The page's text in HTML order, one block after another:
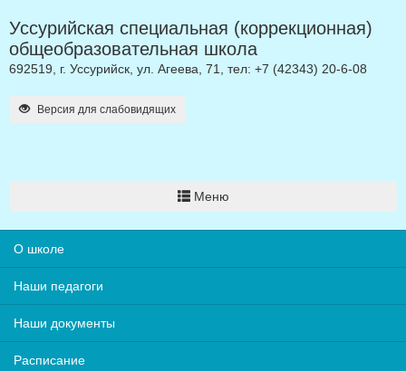
Уссурийская специальная (коррекционная)
общеобразовательная школа
692519, г. Уссурийск, ул. Агеева, 71, тел: +7 (42343) 20-6-08
Версия для слабовидящих
Меню
О школе
Наши педагоги
Наши документы
Расписание